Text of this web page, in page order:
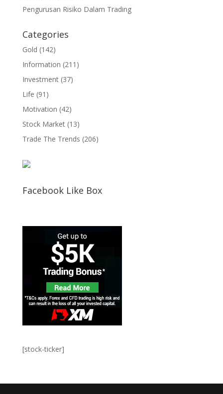
Pengurusan Risiko Dalam Trading
Categories
Gold (142)
Information (211)
Investment(37)
Life (91)
Motivation (42)
Stock Market(13)
Trade The Trends (206)
Facebook Like Box
[stock-ticker]